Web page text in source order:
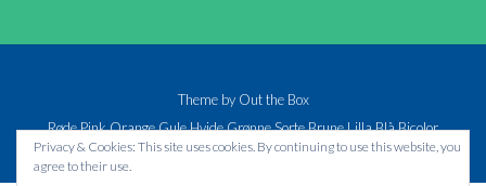
Theme by Out the Box
RødePinkOrangeGuleHvideGrønneSorteBruneLillaBlåBicolor
Privacy & Cookies: This site uses cookies. By continuing to use this website, you
agree to their use.